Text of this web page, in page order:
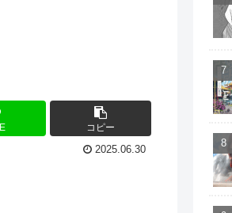
コピー
2025.06.30